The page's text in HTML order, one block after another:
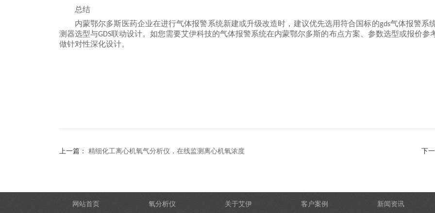
总结
内蒙鄂尔多斯医药企业在进行气体报警系统新建或升级改造时，建议优先选用符合国标的gds气体报警系
测器选型与GDS联动设计。如您需要艾伊科技的气体报警系统在内蒙鄂尔多斯的布点方案、参数选型或报价
做针对性深化设计。
上一篇： 精细化工离心机氧气分析仪，在线监测离心机氧浓度 下
网站首页 氧分析仪 关于艾伊 客户案例 新闻资讯